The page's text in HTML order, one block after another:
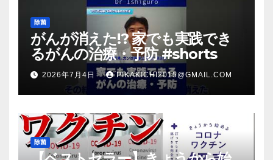
除菌
がんが消えた!? 家でも実践でき
るがんの治療・予防 #shorts
2026年7月4日 PIKAKICHI2015@GMAIL.COM
除菌